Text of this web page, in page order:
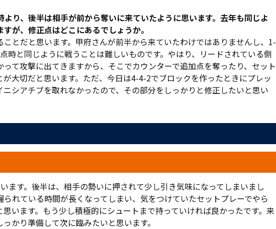
マザキナビスコカップ グループステージ Aグループ第4節。さらに来週日
が続き、チームが立ち止まることはない。九州で困難な状況に立ち向か
ーができることに感謝し、一戦一戦を全力で戦わなければいけない。
子)
り、後半は相手が前から奪いに来ていたように思います。去年も同じよ
が、修正点はどこにあるでしょうか。
ことだと思います。甲府さんが前半から来ていたわけではありませんし、1-
時と同じように戦うことは難しいものです。やはり、リードされている側
て攻撃に出てきますから、そこでカウンターで追加点を奪ったり、セット
大切だと思います。ただ、今日は4-4-2でブロックを作ったときにプレッ
シアチブを取れなかったので、その部分をしっかりと修正したいと思い
ます。後半は、相手の勢いに押されて少し引き気味になってしまいまし
れている時間が長くなってしまい、気をつけていたセットプレーでやら
います。もう少し積極的にシュートまで持っていければ良かったです。来
かり準備して次に臨みたいと思います。